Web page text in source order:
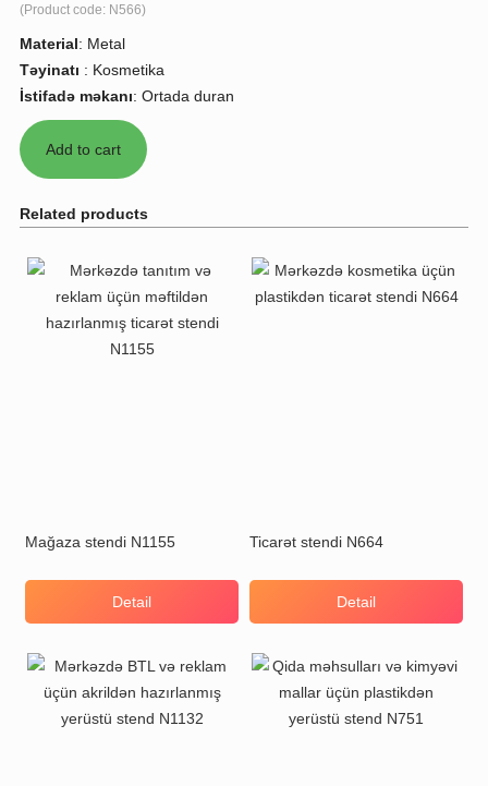
(Product code: N566)
Material: Metal
Təyinatı : Kosmetika
İstifadə məkanı: Ortada duran
Related products
Mağaza stendi N1155
Detail
Ticarət stendi N664
Detail